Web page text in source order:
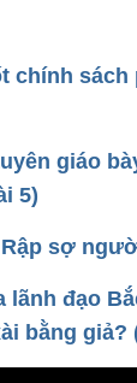
chính
giáo
5)
sợ
lãnh đạo
bằng giả?